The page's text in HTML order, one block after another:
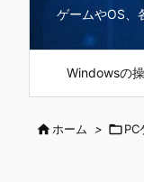
ゲームやOS、
Windowsの
ホーム > PC